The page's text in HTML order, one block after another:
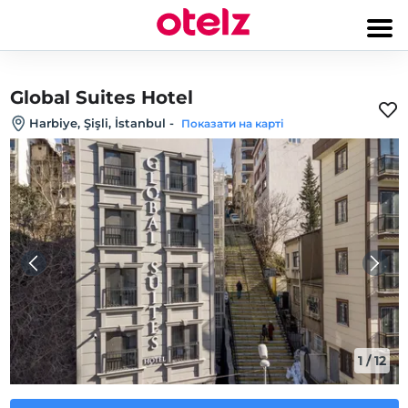
Global Suites Hotel
Harbiye, Şişli, İstanbul - Показати на карті
1 /12